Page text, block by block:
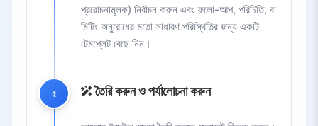
প্ররোচনামূলক) নির্বাচন করুন এবং ফলো-আপ, পরিচিতি, বা
মিটিং অনুরোধের মতো সাধারণ পরিস্থিতির জন্য একটি
টেমপ্লেট বেছে নিন।
৫ তৈরি করুন ও পর্যালোচনা করুন